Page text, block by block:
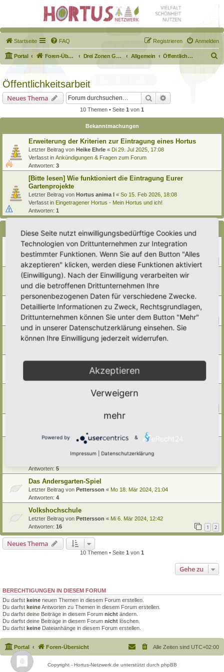
Startseite FAQ Anmelden
Registrieren
Portal Foren-Übersicht Drei Zonen Garten Allgemein Öffentlichkeitsarbeit
u
Öffentlichkeitsarbeit
Neues Thema Suche
10 Themen • Seite 1 von 1
Bekanntmachungen
Erweiterung der Kriterien zur Eintragung eines Hortus
Letzter Beitrag von Heike Ehrle « Di 29. Jul 2025, 17:08
Verfasst in Ankündigungen & Fragen zum Forum
Antworten: 3
[Bitte lesen] Wie funktioniert die Eintragung Eurer
Gartenprojekte
Letzter Beitrag von Hortus anima l « So 15. Feb 2026, 18:08
Verfasst in Eingetragener Hortus - Mein Hortus und ich!
Antworten: 1
Genossenschaftsbauten
Letzter Beitrag vonUmkraut «Fr 31. Jul 2026, 23:37
Antworten:
Vogel- und Igeltränke auf dem Friedhof
Letzter Beitrag von Poco Loco «Sa 11. Jul 2026, 21:53
Antworten: 6
Baumpatenschaft
Letzter Beitrag von Umkraut« Di 7. Jul 2026, 11:17
Antworten:11
hat jemand ein aktuelles Thema Bayern?
Letzter Beitrag vonAnne«Sa 27. Jun 2026, 08:13
Schilder und Flyer
« Sa 7. Mär 2026, 06:05
Sa 14. Sep 2024, 18:26
Artenfocus Niedersachsen
Fotos für Vortrag/ Webinar gesucht - Danke für Eure
Unterstützung
Antworten: 5
Das Andersgarten-Spiel
Letzter Beitrag von Pettersson « Mo 18. Mär 2024, 21:04
Antworten: 4
Volkshochschule
Letzter Beitrag von Pettersson « Mi 6. Mär 2024, 12:42
Antworten: 16 1 2
Neues Thema
10 Themen • Seite 1 von 1
Gehe zu
BERECHTIGUNGEN IN DIESEM FORUM
Du darfst keine neuen Themen in diesem Forum erstellen.
Du darfst keineAntworten zu Themen in diesem Forum erstellen.
Du darfst deine Beiträge in diesem Forum nicht ändern.
Du darfst deine Beiträge in diesem Forum nicht löschen.
Du darfst keine Dateianhänge in diesem Forum erstellen.
Portal Foren-Übersicht Alle Zeiten sind UTC+02:00
Copyright - Hortus-Netzwerk.de unterstützt durch phpBB
Diese Seite nutzt einwilligungsbedürftige Cookies und
Technologien von Drittunternehmen zur Integration
bestimmter Funktionen. Wenn Sie auf den Button "Alles
akzeptieren" klicken, werden diese Funktionen aktiviert
(Einwilligung). Nach der Einwilligung verarbeiten wir
und die betroffenen Drittunternehmen Ihre
personenbezogenen Daten für verschiedene Zwecke.
Detaillierte Informationen zu Zweck, Rechtsgrundlagen,
Drittunternehmen können Sie unter dem Button "Mehr"
und in unserer Datenschutzerklärung einsehen. Sie
können Ihre Einwilligung jederzeit widerrufen.
Akzeptieren
Verweigern
mehr
Powered by &
Impressum Datenschutzerklärung